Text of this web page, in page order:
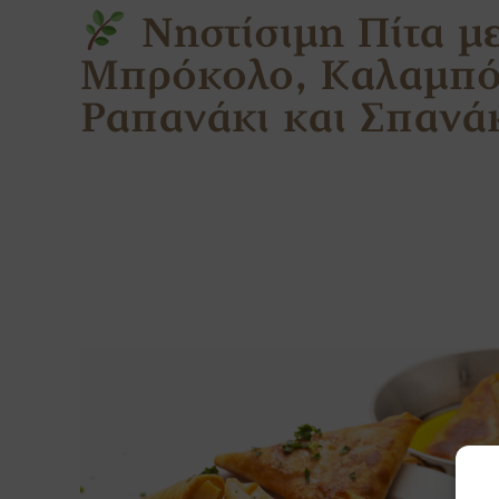
Νηστίσιμη Πίτα
Μπρόκολο,
Ραπανάκι και